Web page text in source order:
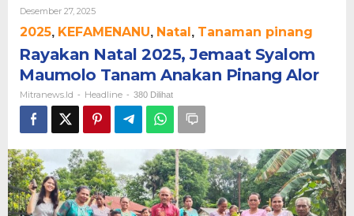
Syalom
Tanam
Anakan
Alor
Desember 27, 2025Oleh
2025, KEFAMENANU, Natal, Tanaman pinang
Rayakan Natal 2025, Jemaat Syalom
Maumolo Tanam Anakan Pinang Alor
Mitranews.id - Headline - 380 Dilihat